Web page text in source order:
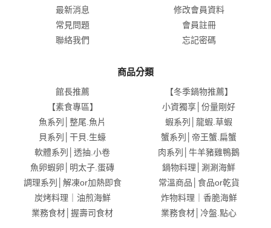
最新消息
常見問題
聯絡我們
修改會員資料
會員註冊
忘記密碼
商品分類
館長推薦
【冬季鍋物推薦】
【素食專區】
小資獨享│份量剛好
魚系列│整尾.魚片
蝦系列│龍蝦.草蝦
貝系列│干貝.生蠔
蟹系列│帝王蟹.扁蟹
軟體系列│透抽.小卷
肉系列│牛羊豬雞鴨鵝
魚卵蝦卵│明太子.蛋磚
鍋物料理│涮涮海鮮
調理系列│解凍or加熱即食
常溫商品│食品or乾貨
炭烤料理｜油煎海鮮
炸物料理｜香脆海鮮
業務食材│握壽司食材
業務食材│冷盤.點心